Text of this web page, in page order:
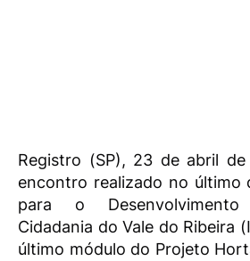
Registro (SP), 23 de abril
encontro realizado no último
para o
Cidadania do Vale do Ribeira
último módulo do Projeto